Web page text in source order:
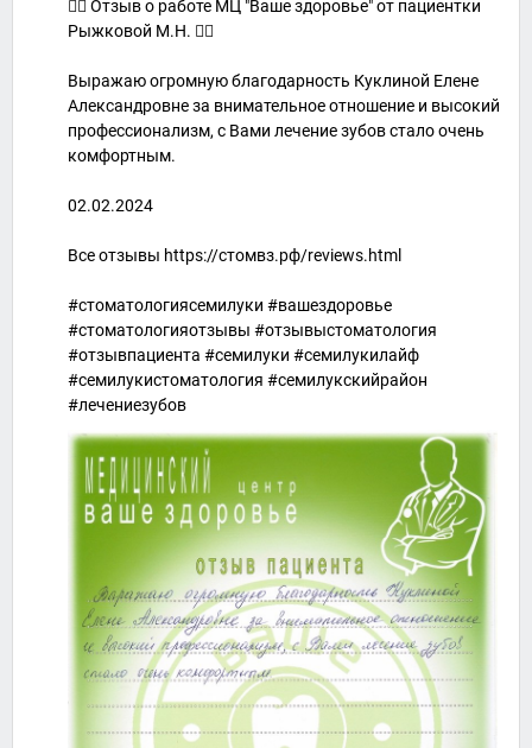
👍🏻 Отзыв о работе МЦ "Ваше здоровье" от пациентки
Рыжковой М.Н. 👇🏻
Выражаю огромную благодарность Куклиной Елене
Александровне за внимательное отношение и высокий
профессионализм, с Вами лечение зубов стало очень
комфортным.
02.02.2024
Все отзывы https://стомвз.рф/reviews.html
#стоматологиясемилуки #вашездоровье
#стоматологияотзывы #отзывыстоматология
#отзывпациента #семилуки #семилукилайф
#семилукистоматология #семилукскийрайон
#лечениезубов